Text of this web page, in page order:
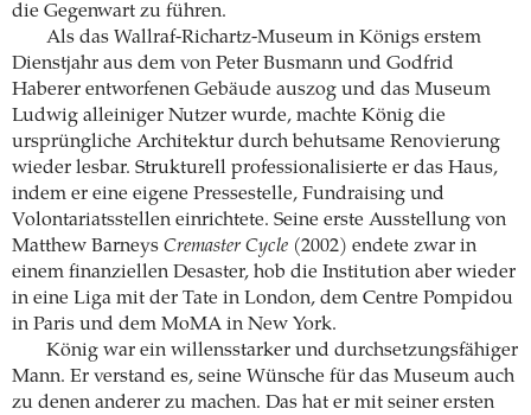
die Gegenwart zu führen.
Als das Wallraf-Richartz-Museum in Königs erstem
Dienstjahr aus dem von Peter Busmann und Godfrid
Haberer entworfenen Gebäude auszog und das Museum
Ludwig alleiniger Nutzer wurde, machte König die
ursprüngliche Architektur durch behutsame Renovierung
wieder lesbar. Strukturell professionalisierte er das Haus,
indem er eine eigene Pressestelle, Fundraising und
Volontariatsstellen einrichtete. Seine erste Ausstellung von
Matthew Barneys Cremaster Cycle (2002) endete zwar in
einem finanziellen Desaster, hob die Institution aber wieder
in eine Liga mit der Tate in London, dem Centre Pompidou
in Paris und dem MoMA in New York.
König war ein willensstarker und durchsetzungsfähiger
Mann. Er verstand es, seine Wünsche für das Museum auch
zu denen anderer zu machen. Das hat er mit seiner ersten